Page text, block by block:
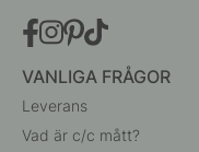
VANLIGA FRÅGOR
Leverans
Vad är c/c mått?